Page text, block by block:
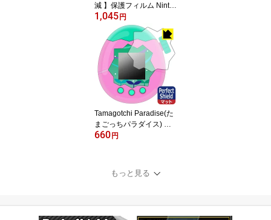
減 】保護フィルム Ninte
ndo Switch 2 (ニンテン
ドー スイッチ2) 日本製
自社製造直販
1,045円
Tamagotchi Paradise(た
まごっちパラダイス) 用
Perfect Shield【 反射低
660円
もっと見る